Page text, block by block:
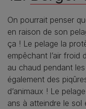
On pourrait penser
en raison de son
ça ! Le pelage la
empêchant l’air froid
au chaud pendant
également des
d’animaux ! Le
ans à atteindre le sol